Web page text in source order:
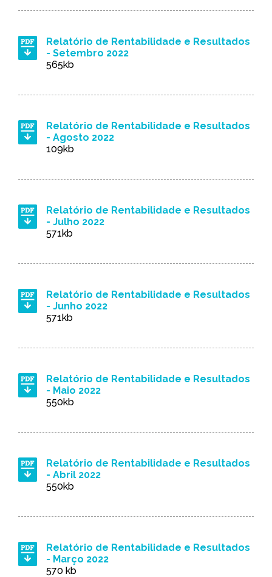
Relatório de Rentabilidade e Resultados
- Setembro 2022
565kb
Relatório de Rentabilidade e Resultados
- Agosto 2022
109kb
Relatório de Rentabilidade e Resultados
- Julho 2022
571kb
Relatório de Rentabilidade e Resultados
- Junho 2022
571kb
Relatório de Rentabilidade e Resultados
- Maio 2022
550kb
Relatório de Rentabilidade e Resultados
- Abril 2022
550kb
Relatório de Rentabilidade e Resultados
- Março 2022
570 kb